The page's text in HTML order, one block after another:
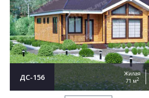
ДС-156
Жилая
71 м2